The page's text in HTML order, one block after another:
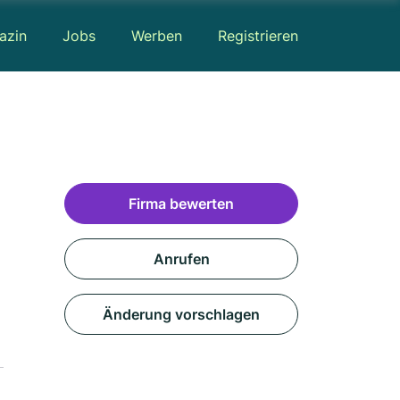
Jobs Werben Registrieren
Firma bewerten
Anrufen
Änderung vorschlagen